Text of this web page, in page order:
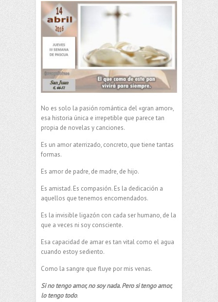
No es solo la pasión romántica del «gran amor»,
esa historia única e irrepetible que parece tan
propia de novelas y canciones.
Es un amor aterrizado, concreto, que tiene tantas
formas.
Es amor de padre, de madre, de hijo.
Es amistad. Es compasión. Es la dedicación a
aquellos que tenemos encomendados.
Es la invisible ligazón con cada ser humano, de la
que a veces ni soy consciente.
Esa capacidad de amar es tan vital como el agua
cuando estoy sediento.
Como la sangre que fluye por mis venas.
Si no tengo amor, no soy nada. Pero si tengo amor,
lo tengo todo.